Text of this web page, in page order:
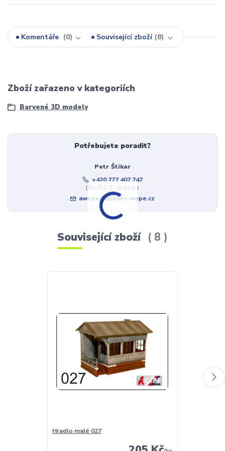
Komentáře 0 Související zboží 8
Zboží zařazeno v kategoriích
Barvené 3D modely
Potřebujete poradit?
Petr Štikar
+420 777 407 747
(Po-Pá, 8-16 hod.)
awepe@atelier-wepe.cz
Související zboží 8
Hradlo malé 027